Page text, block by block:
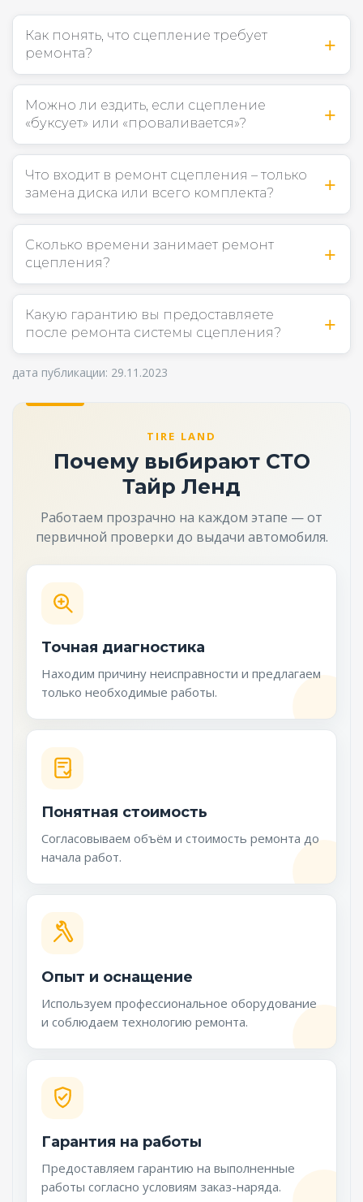
Как понять, что сцепление требует
ремонта?
Можно ли ездить, если сцепление
«буксует» или «проваливается»?
Что входит в ремонт сцепления – только
замена диска или всего комплекта?
Сколько времени занимает ремонт
сцепления?
Какую гарантию вы предоставляете
после ремонта системы сцепления?
дата публикации: 29.11.2023
TIRE LAND
Почему выбирают СТО
Тайр Ленд
Работаем прозрачно на каждом этапе — от
первичной проверки до выдачи автомобиля.
Точная диагностика
Находим причину неисправности и предлагаем
только необходимые работы.
Понятная стоимость
Согласовываем объём и стоимость ремонта до
начала работ.
Опыт и оснащение
Используем профессиональное оборудование
и соблюдаем технологию ремонта.
Гарантия на работы
Предоставляем гарантию на выполненные
работы согласно условиям заказ-наряда.